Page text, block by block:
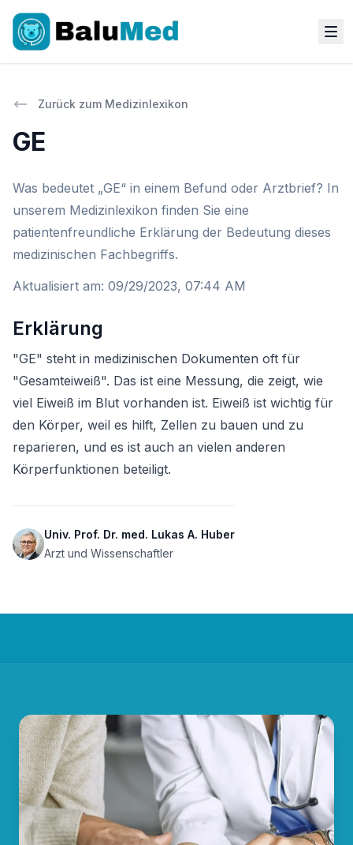
Zurück zum Medizinlexikon
GE
Was bedeutet „GE“ in einem Befund oder Arztbrief? In
unserem Medizinlexikon finden Sie eine
patientenfreundliche Erklärung der Bedeutung dieses
medizinischen Fachbegriffs.
Aktualisiert am: 09/29/2023, 07:44 AM
Erklärung
"GE" steht in medizinischen Dokumenten oft für
"Gesamteiweiß". Das ist eine Messung, die zeigt, wie
viel Eiweiß im Blut vorhanden ist. Eiweiß ist wichtig für
den Körper, weil es hilft, Zellen zu bauen und zu
reparieren, und es ist auch an vielen anderen
Körperfunktionen beteiligt.
Univ. Prof. Dr. med. Lukas A. Huber
Arzt und Wissenschaftler